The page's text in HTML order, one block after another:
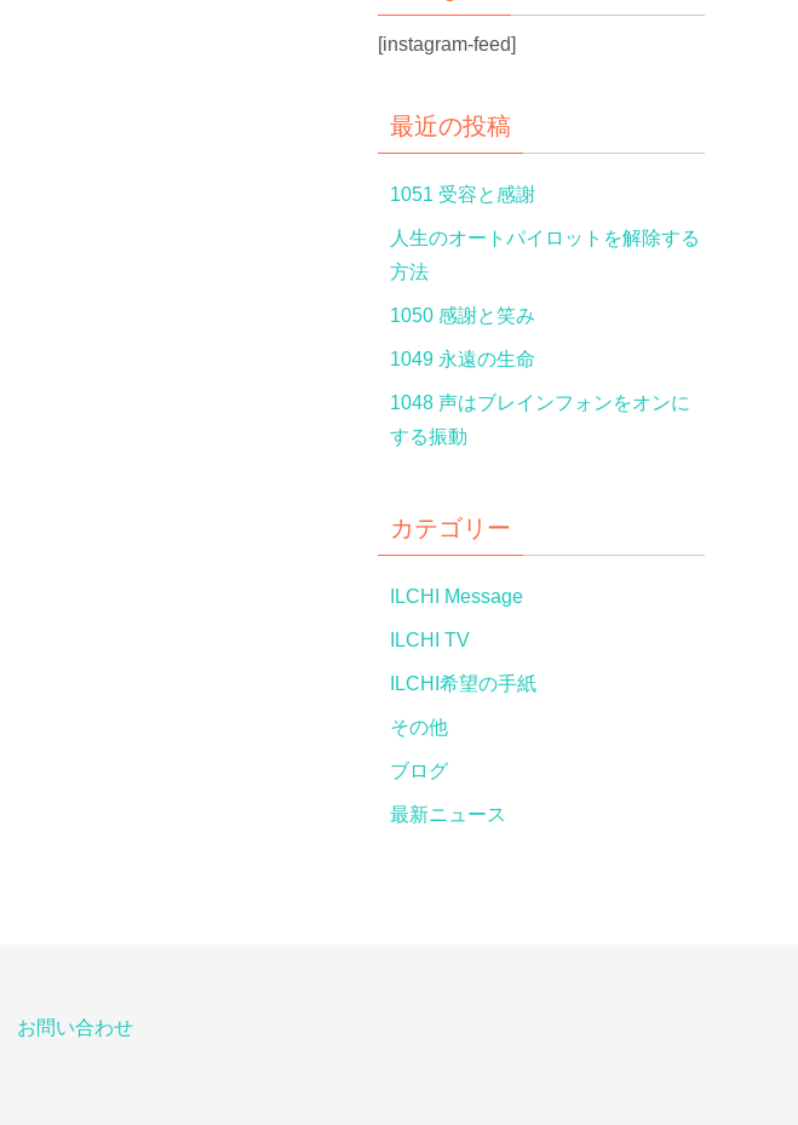
[instagram-feed]
最近の投稿
1051 受容と感謝
人生のオートパイロットを解除する
方法
1050 感謝と笑み
1049 永遠の生命
1048 声はブレインフォンをオンに
する振動
カテゴリー
ILCHI Message
ILCHI TV
ILCHI希望の手紙
その他
ブログ
最新ニュース
お問い合わせ